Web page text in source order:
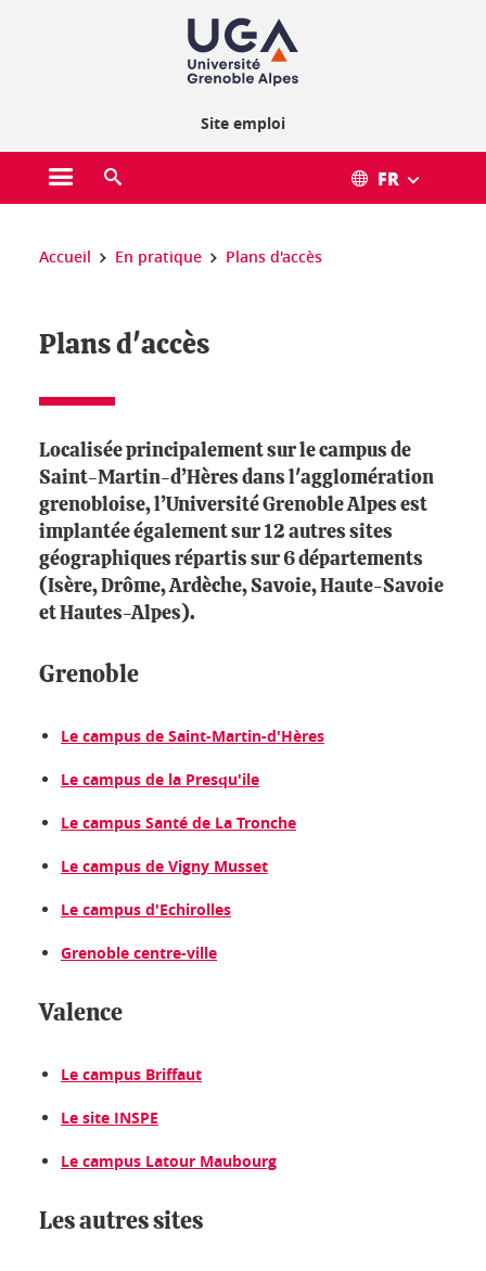
Site emploi
Ouvrir le menu principal FR
Vous êtes ici :
Accueil En pratique Plans d'accès
Plans d'accès
Localisée principalement sur le campus de
Saint-Martin-d’Hères dans l'agglomération
grenobloise, l’Université Grenoble Alpes est
implantée également sur 12 autres sites
géographiques répartis sur 6 départements
(Isère, Drôme, Ardèche, Savoie, Haute-Savoie
et Hautes-Alpes).
Grenoble
Le campus de Saint-Martin-d'Hères
Le campus de la Presqu'ile
Le campus Santé de La Tronche
Le campus de Vigny Musset
Le campus d'Echirolles
Grenoble centre-ville
Valence
Le campus Briffaut
Le site INSPE
Le campus Latour Maubourg
Les autres sites